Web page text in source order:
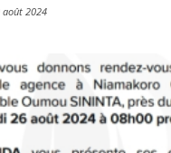
août 2024